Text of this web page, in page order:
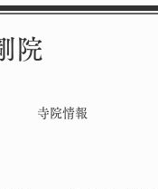
院
寺院情報